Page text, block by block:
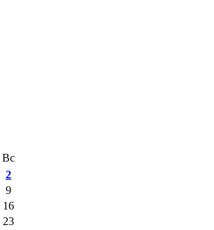
Вс
2
9
16
23